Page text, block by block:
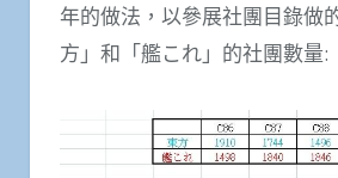
年的做法，以參展社團目錄做
方」和「艦これ」的社團數量: